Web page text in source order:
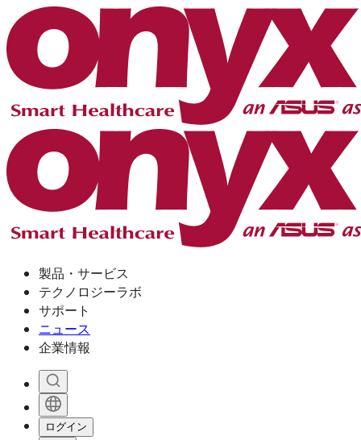
製品・サービス
テクノロジーラボ
サポート
ニュース
企業情報
ログイン